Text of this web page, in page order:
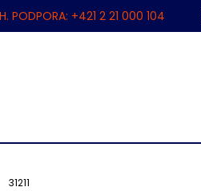
PODPORA: +421 2 21 000 104
31211